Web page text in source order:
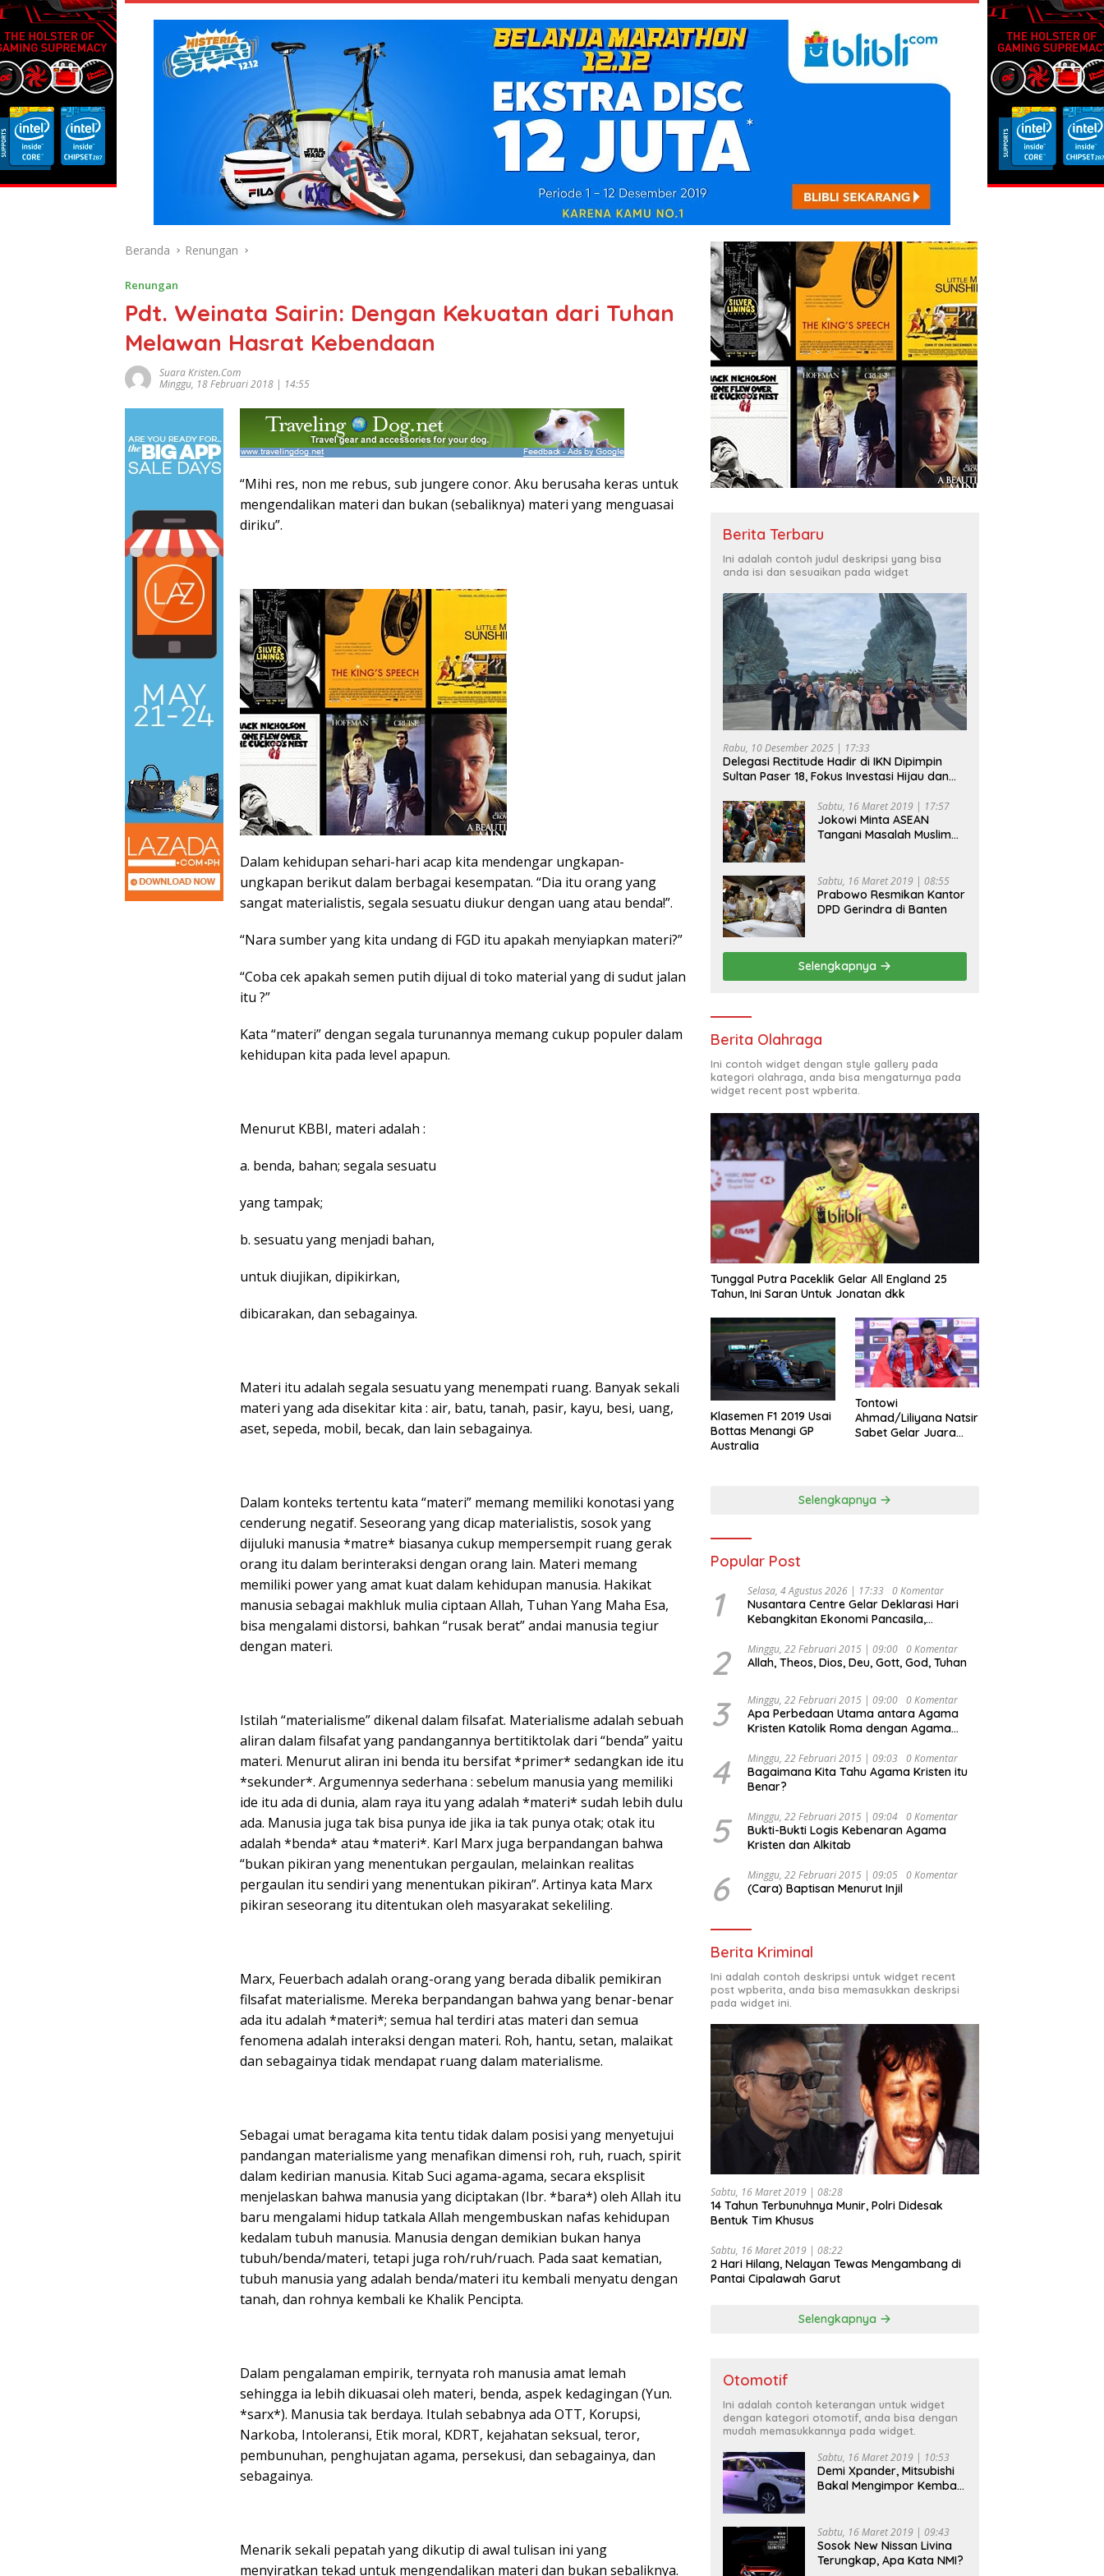
Beranda Renungan
Renungan
Pdt. Weinata Sairin: Dengan Kekuatan dari Tuhan
Melawan Hasrat Kebendaan
Suara Kristen.com
Minggu, 18 Februari 2018 | 14:55
“Mihi res, non me rebus, sub jungere conor. Aku berusaha keras untuk
mengendalikan materi dan bukan (sebaliknya) materi yang menguasai
diriku”.
Dalam kehidupan sehari-hari acap kita mendengar ungkapan-
ungkapan berikut dalam berbagai kesempatan. “Dia itu orang yang
sangat materialistis, segala sesuatu diukur dengan uang atau benda!”.
“Nara sumber yang kita undang di FGD itu apakah menyiapkan materi?”
“Coba cek apakah semen putih dijual di toko material yang di sudut jalan
itu ?”
Kata “materi” dengan segala turunannya memang cukup populer dalam
kehidupan kita pada level apapun.
Menurut KBBI, materi adalah :
a. benda, bahan; segala sesuatu
yang tampak;
b. sesuatu yang menjadi bahan,
untuk diujikan, dipikirkan,
dibicarakan, dan sebagainya.
Materi itu adalah segala sesuatu yang menempati ruang. Banyak sekali
materi yang ada disekitar kita : air, batu, tanah, pasir, kayu, besi, uang,
aset, sepeda, mobil, becak, dan lain sebagainya.
Dalam konteks tertentu kata “materi” memang memiliki konotasi yang
cenderung negatif. Seseorang yang dicap materialistis, sosok yang
dijuluki manusia *matre* biasanya cukup mempersempit ruang gerak
orang itu dalam berinteraksi dengan orang lain. Materi memang
memiliki power yang amat kuat dalam kehidupan manusia. Hakikat
manusia sebagai makhluk mulia ciptaan Allah, Tuhan Yang Maha Esa,
bisa mengalami distorsi, bahkan “rusak berat” andai manusia tegiur
dengan materi.
Istilah “materialisme” dikenal dalam filsafat. Materialisme adalah sebuah
aliran dalam filsafat yang pandangannya bertitiktolak dari “benda” yaitu
materi. Menurut aliran ini benda itu bersifat *primer* sedangkan ide itu
*sekunder*. Argumennya sederhana : sebelum manusia yang memiliki
ide itu ada di dunia, alam raya itu yang adalah *materi* sudah lebih dulu
ada. Manusia juga tak bisa punya ide jika ia tak punya otak; otak itu
adalah *benda* atau *materi*. Karl Marx juga berpandangan bahwa
“bukan pikiran yang menentukan pergaulan, melainkan realitas
pergaulan itu sendiri yang menentukan pikiran”. Artinya kata Marx
pikiran seseorang itu ditentukan oleh masyarakat sekeliling.
Marx, Feuerbach adalah orang-orang yang berada dibalik pemikiran
filsafat materialisme. Mereka berpandangan bahwa yang benar-benar
ada itu adalah *materi*; semua hal terdiri atas materi dan semua
fenomena adalah interaksi dengan materi. Roh, hantu, setan, malaikat
dan sebagainya tidak mendapat ruang dalam materialisme.
Sebagai umat beragama kita tentu tidak dalam posisi yang menyetujui
pandangan materialisme yang menafikan dimensi roh, ruh, ruach, spirit
dalam kedirian manusia. Kitab Suci agama-agama, secara eksplisit
menjelaskan bahwa manusia yang diciptakan (Ibr. *bara*) oleh Allah itu
baru mengalami hidup tatkala Allah mengembuskan nafas kehidupan
kedalam tubuh manusia. Manusia dengan demikian bukan hanya
tubuh/benda/materi, tetapi juga roh/ruh/ruach. Pada saat kematian,
tubuh manusia yang adalah benda/materi itu kembali menyatu dengan
tanah, dan rohnya kembali ke Khalik Pencipta.
Dalam pengalaman empirik, ternyata roh manusia amat lemah
sehingga ia lebih dikuasai oleh materi, benda, aspek kedagingan (Yun.
*sarx*). Manusia tak berdaya. Itulah sebabnya ada OTT, Korupsi,
Narkoba, Intoleransi, Etik moral, KDRT, kejahatan seksual, teror,
pembunuhan, penghujatan agama, persekusi, dan sebagainya, dan
sebagainya.
Menarik sekali pepatah yang dikutip di awal tulisan ini yang
menyiratkan tekad untuk mengendalikan materi dan bukan sebaliknya.
Berita Terbaru
Ini adalah contoh judul deskripsi yang bisa
anda isi dan sesuaikan pada widget
Rabu, 10 Desember 2025 | 17:33
Delegasi Rectitude Hadir di IKN Dipimpin
Sultan Paser 18, Fokus Investasi Hijau dan
Sabtu, 16 Maret 2019 | 17:57
Jokowi Minta ASEAN
Tangani Masalah Muslim
Sabtu, 16 Maret 2019 | 08:55
Prabowo Resmikan Kantor
DPD Gerindra di Banten
Selengkapnya
Berita Olahraga
Ini contoh widget dengan style gallery pada
kategori olahraga, anda bisa mengaturnya pada
widget recent post wpberita.
Tunggal Putra Paceklik Gelar All England 25
Tahun, Ini Saran Untuk Jonatan dkk
Klasemen F1 2019 Usai
Bottas Menangi GP
Australia
Tontowi
Ahmad/Liliyana Natsir
Sabet Gelar Juara
Selengkapnya
Popular Post
1 Selasa, 4 Agustus 2026 | 17:33 0 Komentar
Nusantara Centre Gelar Deklarasi Hari
Kebangkitan Ekonomi Pancasila,
Djojohadikusumo Anti Penjajahan
(Pergolakan Ekonomi Politik Indonesia) &
Undang Perekonomian Nasional dan
Kesejahteraan Sosial dalam Menata
Bangsa Menuju Indonesia Emas 2045”,
2 Minggu, 22 Februari 2015 | 09:00 0 Komentar
Allah, Theos, Dios, Deu, Gott, God, Tuhan
3 Minggu, 22 Februari 2015 | 09:00 0 Komentar
Apa Perbedaan Utama antara Agama
Kristen Katolik Roma dengan Agama
4 Minggu, 22 Februari 2015 | 09:03 0 Komentar
Bagaimana Kita Tahu Agama Kristen itu
Benar?
5 Minggu, 22 Februari 2015 | 09:04 0 Komentar
Bukti-Bukti Logis Kebenaran Agama
Kristen dan Alkitab
6 Minggu, 22 Februari 2015 | 09:05 0 Komentar
(Cara) Baptisan Menurut Injil
Berita Kriminal
Ini adalah contoh deskripsi untuk widget recent
post wpberita, anda bisa memasukkan deskripsi
pada widget ini.
Sabtu, 16 Maret 2019 | 08:28
14 Tahun Terbunuhnya Munir, Polri Didesak
Bentuk Tim Khusus
Sabtu, 16 Maret 2019 | 08:22
2 Hari Hilang, Nelayan Tewas Mengambang di
Pantai Cipalawah Garut
Selengkapnya
Otomotif
Ini adalah contoh keterangan untuk widget
dengan kategori otomotif, anda bisa dengan
mudah memasukkannya pada widget.
Sabtu, 16 Maret 2019 | 10:53
Demi Xpander, Mitsubishi
Bakal Mengimpor Kembali
Sabtu, 16 Maret 2019 | 09:43
Sosok New Nissan Livina
Terungkap, Apa Kata NMI?